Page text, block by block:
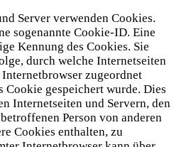
Server verwenden Cookies.
sogenannte Cookie-ID. Eine
Kennung des Cookies. Sie
durch welche Internetseiten
zugeordnet
Cookie gespeichert wurde. Dies
Internetseiten und Servern, den
Person von anderen
Cookies enthalten, zu